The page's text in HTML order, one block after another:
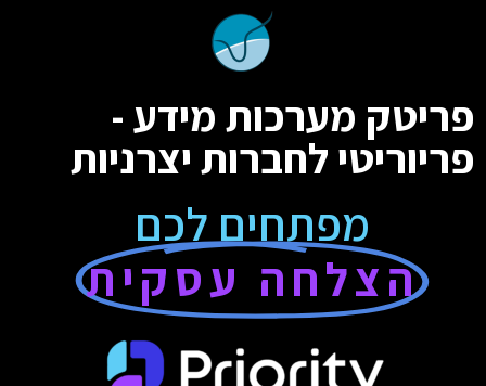
פריטק מערכות מידע -
פריוריטי לחברות יצרניות
מפתחים לכם
הצלחה עסקית